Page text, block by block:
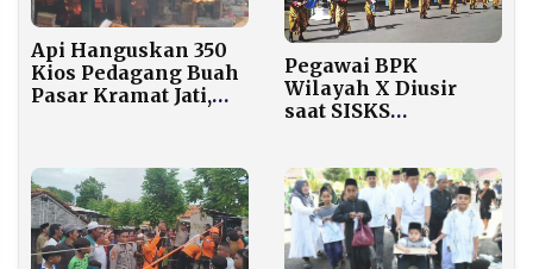
Api Hanguskan 350
Kios Pedagang Buah
Pasar Kramat Jati,
Pegawai BPK
Wilayah X Diusir
saat SISKS
Gembok Keraton
Surakarta